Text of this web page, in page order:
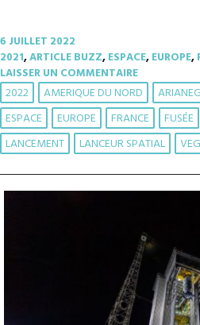
6 JUILLET 2022
2021,ARTICLE BUZZ,ESPACE,EUROPE,
LAISSER UN COMMENTAIRE
2022 AMERIQUE DU NORD
ESPACE
EUROPE FRANCE FUSÉE
LANCEMENT
LANCEUR SPATIAL